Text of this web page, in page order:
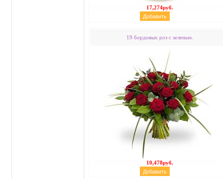
17,274руб.
19 бордовых роз с зеленью.
10,478руб.